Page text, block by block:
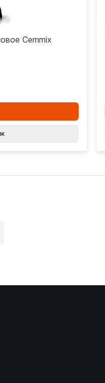
Cemmix